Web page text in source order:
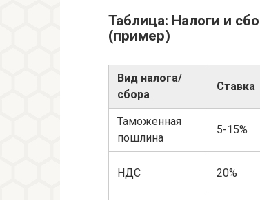
Таблица: Налоги и
(пример)
Вид налога/
сбора
Ставка
Таможенная
пошлина
5-15%
НДС 20%